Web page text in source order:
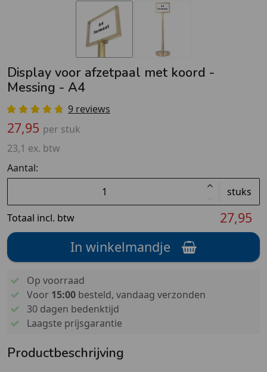
Display voor afzetpaal met koord -
Messing - A4
9 reviews
27,95 per stuk
23,1 ex. btw
Aantal:
stuks
Totaal incl. btw
27,95
In winkelmandje
Op voorraad
Voor 15:00besteld, vandaag verzonden
30 dagen bedenktijd
Laagste prijsgarantie
Productbeschrijving